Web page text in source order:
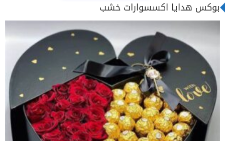
بوكس هدايا اكسسوارات خشب